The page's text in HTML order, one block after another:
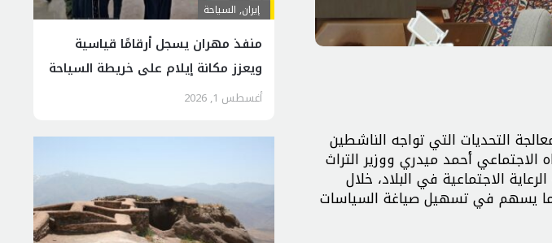
التحديات التي تواجه الناشطين
الاجتماعي أحمد ميدري ووزير التراث
الاجتماعية في البلاد، خلال
يسهم في تسهيل صياغة السياسات
إيران, السياحة
منفذ مهران يسجل أرقامًا قياسية
ويعزز مكانة إيلام على خريطة السياحة
الدينية
أغسطس 1, 2026